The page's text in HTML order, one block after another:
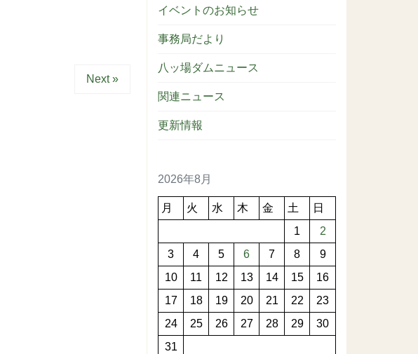
Next »
イベントのお知らせ
事務局だより
八ッ場ダムニュース
関連ニュース
更新情報
2026年8月
月 火 水 木 金 土
日
1
2
3
4 5 6 7 8
9
10
11 12 13 14 15
16
17
18 19 20 21 22
23
24
25 26 27 28 29
30
31